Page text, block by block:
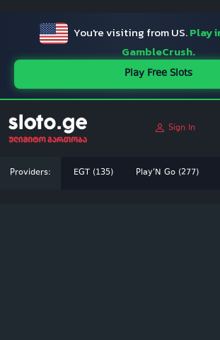
You're visiting from US.Play
GambleCrush.
Play Free Slots
Sign In
Providers: EGT (135) Play'N Go (277)